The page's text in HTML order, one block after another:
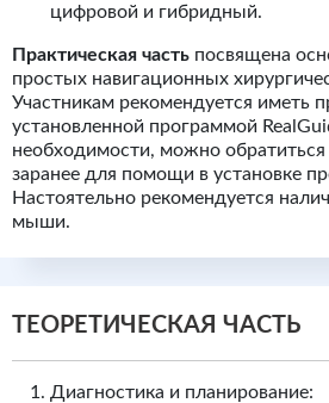
цифровой и гибридный.
Практическая часть посвящена
простых навигационных
Участникам рекомендуется иметь
установленной программой
необходимости, можно обратиться
заранее для помощи в установке
Настоятельно рекомендуется
мыши.
ТЕОРЕТИЧЕСКАЯ ЧАСТЬ
Диагностика и планирование: